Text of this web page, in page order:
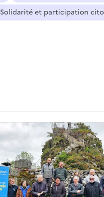
Solidarité et participation